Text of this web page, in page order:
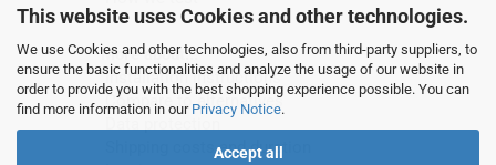
This website uses Cookies and other technologies.
We use Cookies and other technologies, also from third-party suppliers, to
ensure the basic functionalities and analyze the usage of our website in
order to provide you with the best shopping experience possible. You can
find more information in our Privacy Notice.
Accept all
More about...
Installation instructions
Compare to alternatives
Shipping costs and duration